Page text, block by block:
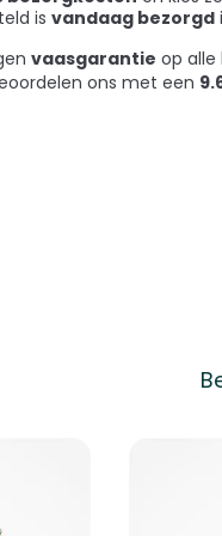
isvandaag bezorgd
vaasgarantie op
ons met een